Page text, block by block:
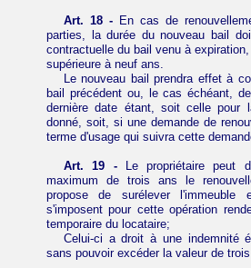
Art. 18 -En cas de
parties, la durée du nouveau bail
contractuelle du bail venu à
supérieure à neuf ans.
Le nouveau bail prendra effet à
bail précédent ou, le cas échéant,
dernière date étant, soit celle pour
donné, soit, si une demande de
terme d'usage qui suivra cette
Art. 19 -Le propriétaire peut
maximum de trois ans le
propose de surélever
s'imposent pour cette opération
temporaire du locataire;
Celui-ci a droit à une indemnité
sans pouvoir excéder la valeur de